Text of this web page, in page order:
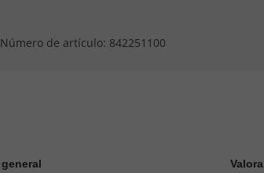
Número de artículo: 842251100